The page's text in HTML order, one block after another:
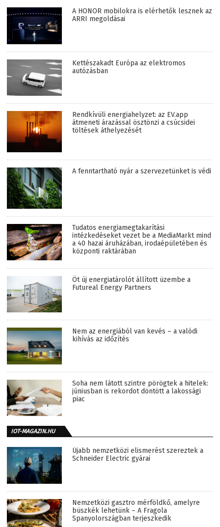
A HONOR mobilokra is elérhetők lesznek az
ARRI megoldásai
Kettészakadt Európa az elektromos
autózásban
Rendkívüli energiahelyzet: az EV.app
átmeneti árazással ösztönzi a csúcsidei
töltések áthelyezését
A fenntartható nyár a szervezetünket is védi
Tudatos energiamegtakarítási
intézkedéseket vezet be a MediaMarkt mind
a 40 hazai áruházában, irodaépületében és
központi raktárában
Öt új energiatárolót állított üzembe a
Futureal Energy Partners
Nem az energiából van kevés – a valódi
kihívás az időzítés
Soha nem látott szintre pörögtek a hitelek:
júniusban is rekordot döntött a lakossági
piac
IOT-MAGAZIN.HU
Újabb nemzetközi elismerést szereztek a
Schneider Electric gyárai
Nemzetközi gasztro mérföldkő, amelyre
büszkék lehetünk – A Fragola
Spanyolországban terjeszkedik